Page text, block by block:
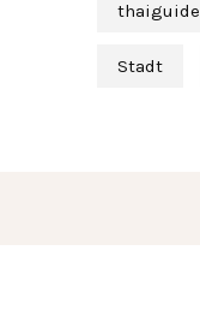
thaiguide
Stadt